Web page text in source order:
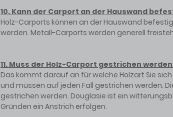
10. Kann der Carport an der Hauswand
Holz-Carports können an der Hauswand
werden. Metall-Carports werden generell
11. Muss der Holz-Carport gestrichen
Das kommt darauf an für welche Holzart Sie
und müssen auf jeden Fall gestrichen werden.
gestrichen werden. Douglasie ist ein
Gründen ein Anstrich erfolgen.